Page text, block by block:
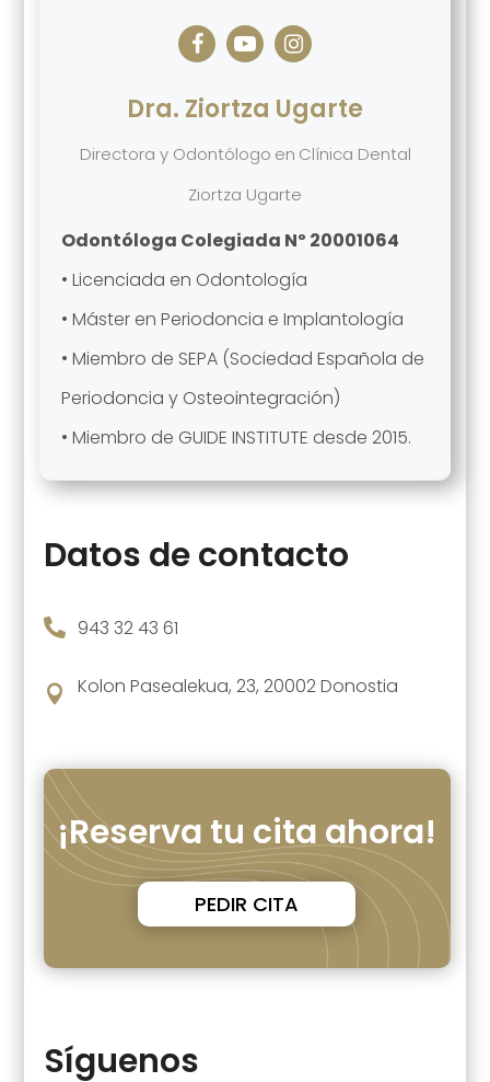
Dra. Ziortza Ugarte
Directora y Odontólogo en Clínica Dental
Ziortza Ugarte
Odontóloga Colegiada Nº 20001064
• Licenciada en Odontología
• Máster en Periodoncia e Implantología
• Miembro de SEPA (Sociedad Española de
Periodoncia y Osteointegración)
• Miembro de GUIDE INSTITUTE desde 2015.
Datos de contacto
 943 32 43 61
 Kolon Pasealekua, 23, 20002 Donostia
¡Reserva tu cita ahora!
PEDIR CITA
Síguenos